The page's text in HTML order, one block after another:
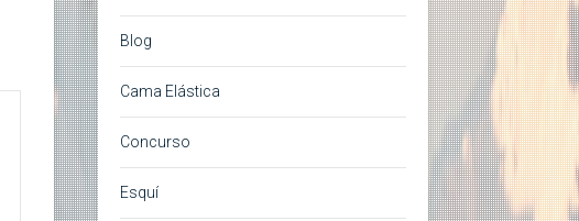
Blog
Cama Elástica
Concurso
Esquí